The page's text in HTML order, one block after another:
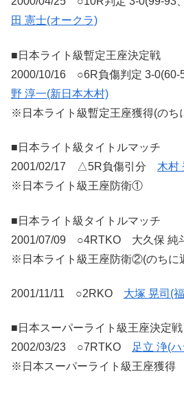
田 憲士(オークラ)
■日本ライト級暫定王座決定戦
2000/10/16 ○6R負傷判定 3-
野 淳一(新日本木村)
※日本ライト級暫定王座獲得(のち
■日本ライト級タイトルマッチ
2001/02/17 △5R負傷引分 木村
※日本ライト級王座防衛①
■日本ライト級タイトルマッチ
2001/07/09 ○4RTKO 大久保 純
※日本ライト級王座防衛②(のちに
2001/11/11 ○2RKO 大塚 晃司(
■日本スーパーライト級王座決定戦
2002/03/23 ○7RTKO
足立 浄(
※日本スーパーライト級王座獲得